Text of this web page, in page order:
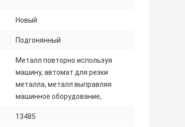
Новый
Подгонянный
Металл повторно используя
машину, автомат для резки
металла, металл выправляя
машинное оборудование,
13485